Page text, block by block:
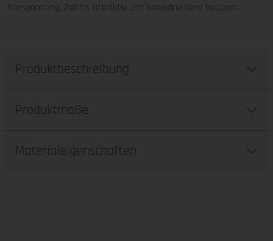
Entspannung. Zeitlos attraktiv und beeindruckend bequem.
Produktbeschreibung
Produktmaße
Materialeigenschaften